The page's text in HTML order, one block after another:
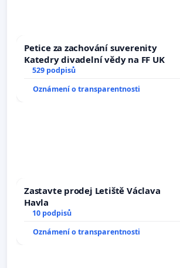
Petice za zachování suverenity
Katedry divadelní vědy na FF UK
529 podpisů
Oznámení o transparentnosti
Zastavte prodej Letiště Václava
Havla
10 podpisů
Oznámení o transparentnosti